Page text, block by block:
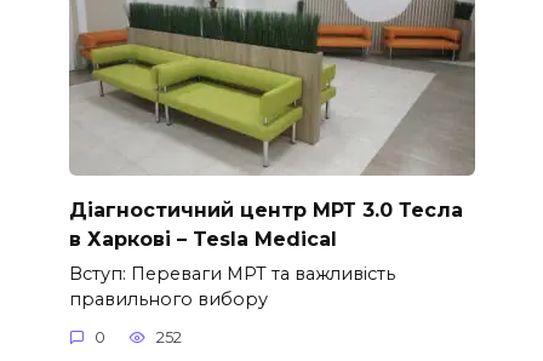
Діагностичний центр МРТ 3.0 Тесла
в Харкові – Tesla Medical
Вступ: Переваги МРТ та важливість
правильного вибору
0 252